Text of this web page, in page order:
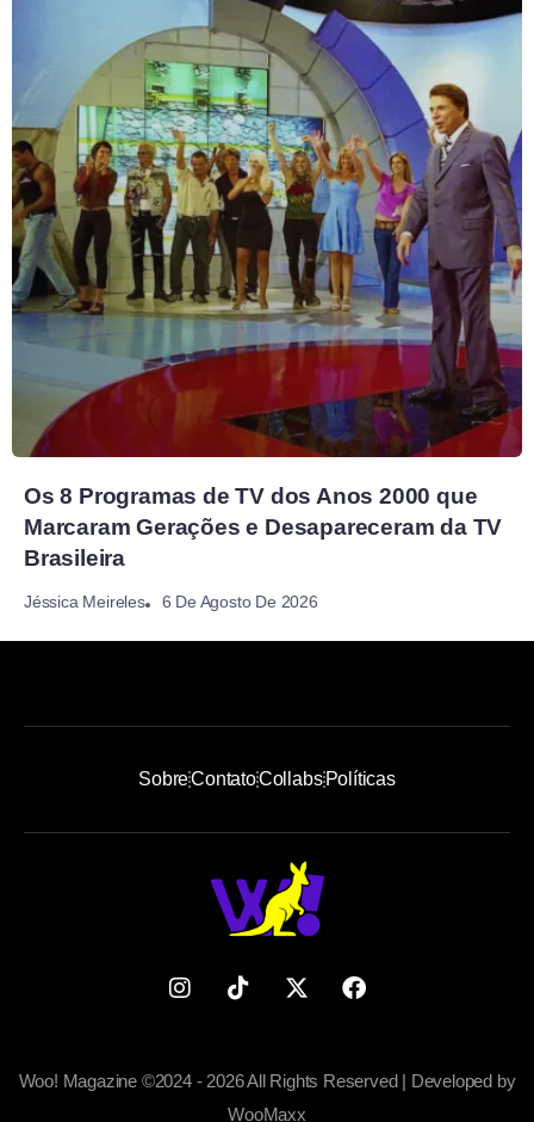
Os 8 Programas de TV dos Anos 2000 que
Marcaram Gerações e Desapareceram da TV
Brasileira
Jéssica Meireles 6 De Agosto De 2026
SobreContatoCollabsPolíticas
Woo! Magazine ©2024 - 2026 All Rights Reserved | Developed by
WooMaxx